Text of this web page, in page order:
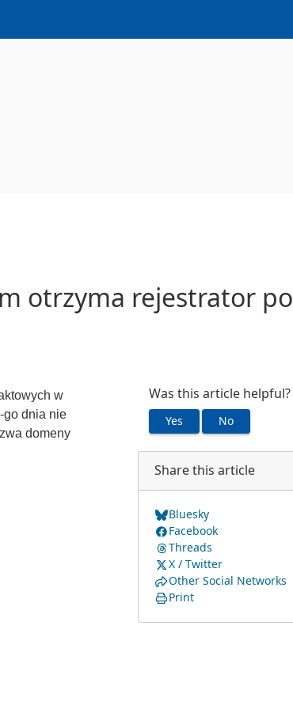
otrzyma rejestrator po
w
go dnia nie
domeny
Was this article helpful?
Yes No
Share this article
Bluesky
Facebook
Threads
X / Twitter
Other Social Networks
Print